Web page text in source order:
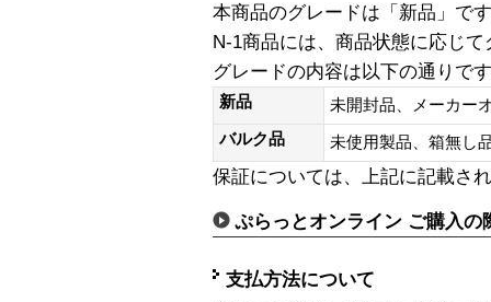
本商品のグレードは「新品」です
N-1商品には、商品状態に応じ
グレードの内容は以下の通りで
新品
未開封品、メーカー
バルク品
未使用製品、箱無
保証については、上記に記載さ
ぷらっとオンライン ご購入の
支払方法について